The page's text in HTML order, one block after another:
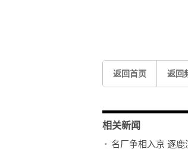
返回首页 返回
相关新闻
名厂争相入京 逐鹿